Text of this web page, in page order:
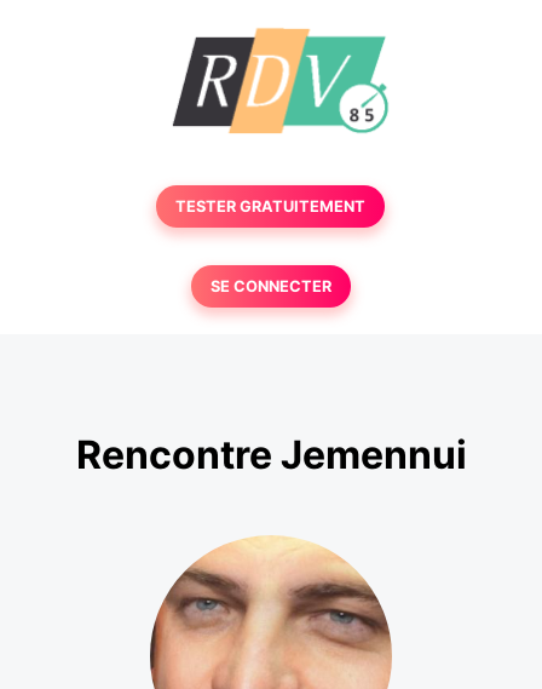
TESTER GRATUITEMENT
SE CONNECTER
Rencontre Jemennui